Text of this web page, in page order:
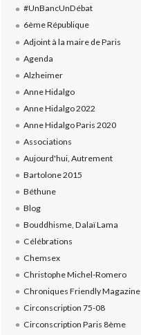
#UnBancUnDébat
6ème République
Adjoint à la maire de Paris
Agenda
Alzheimer
Anne Hidalgo
Anne Hidalgo 2022
Anne Hidalgo Paris 2020
Associations
Aujourd'hui, Autrement
Bartolone 2015
Béthune
Blog
Bouddhisme, Dalaï Lama
Célébrations
Chemsex
Christophe Michel-Romero
Chroniques Friendly Magazine
Circonscription 75-08
Circonscription Paris 8ème